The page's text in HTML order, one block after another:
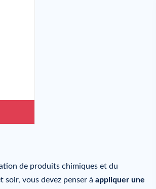
de produits chimiques et du
soir, vous devez penser à appliquer une